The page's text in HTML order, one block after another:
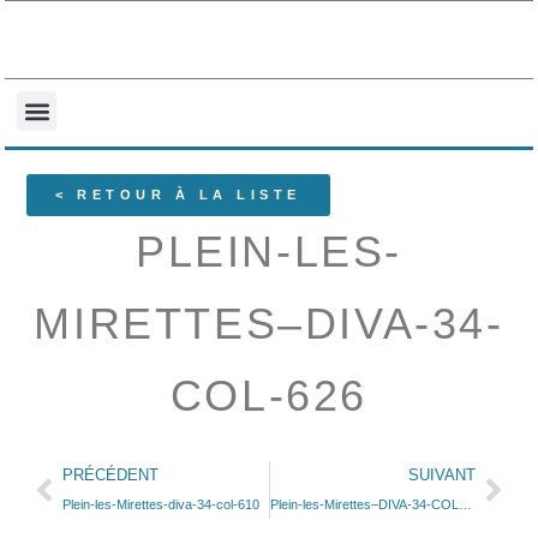
< RETOUR À LA LISTE
PLEIN-LES-
MIRETTES–DIVA-34-
COL-626
PRÉCÉDENT
Plein-les-Mirettes-diva-34-col-610
SUIVANT